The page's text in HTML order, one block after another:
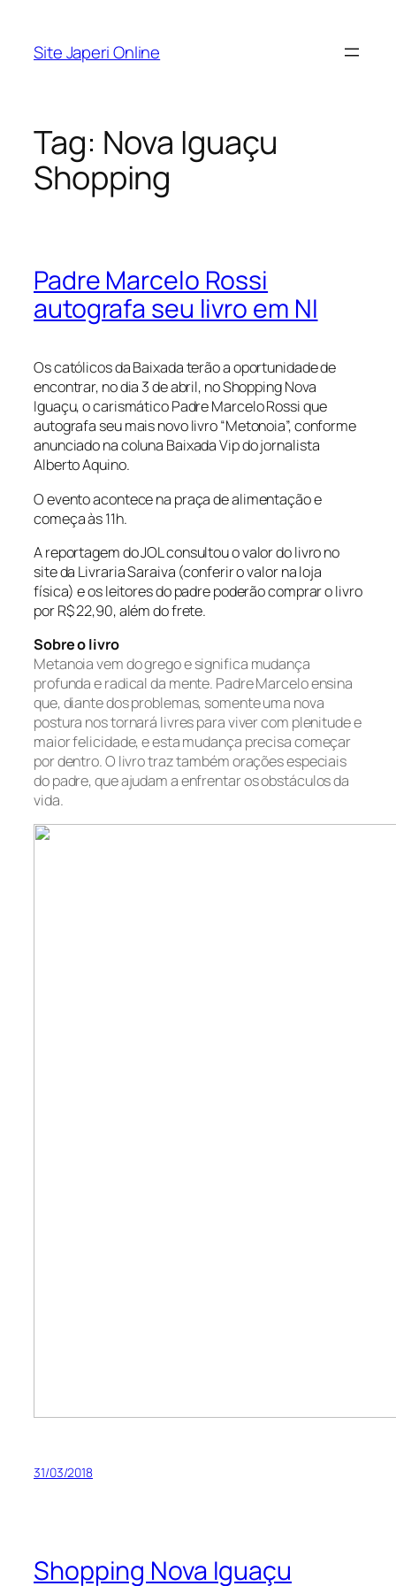
Site Japeri Online
Tag: Nova Iguaçu
Shopping
Padre Marcelo Rossi
autografa seu livro em NI
Os católicos da Baixada terão a oportunidade de
encontrar, no dia 3 de abril, no Shopping Nova
Iguaçu, o carismático Padre Marcelo Rossi que
autografa seu mais novo livro “Metonoia”, conforme
anunciado na coluna Baixada Vip do jornalista
Alberto Aquino.
O evento acontece na praça de alimentação e
começa às 11h.
A reportagem do JOL consultou o valor do livro no
site da Livraria Saraiva (conferir o valor na loja
física) e os leitores do padre poderão comprar o livro
por R$ 22,90, além do frete.
Sobre o livro
Metanoia vem do grego e significa mudança
profunda e radical da mente. Padre Marcelo ensina
que, diante dos problemas, somente uma nova
postura nos tornará livres para viver com plenitude e
maior felicidade, e esta mudança precisa começar
por dentro. O livro traz também orações especiais
do padre, que ajudam a enfrentar os obstáculos da
vida.
31/03/2018
Shopping Nova Iguaçu